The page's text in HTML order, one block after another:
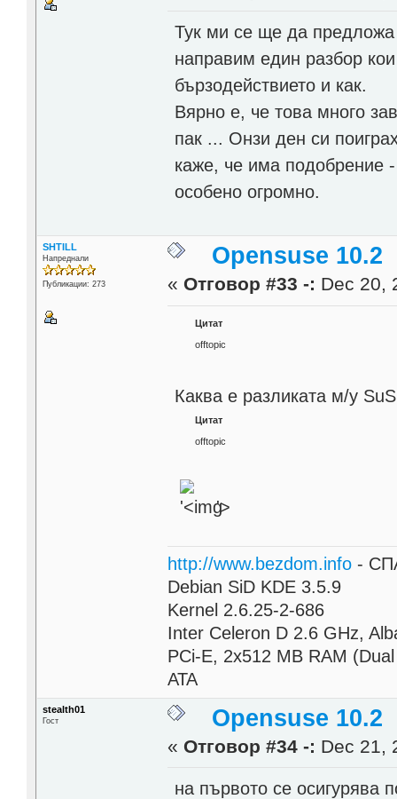
Тук ми се ще да
направим един разбор
бързодействието и как.
Вярно е, че това много
пак ... Онзи ден си
каже, че има подобрение
особено огромно.
SHTILL
Напреднали
Публикации: 273
Opensuse 10.2
« Отговор #33 -: Dec 20,
Цитат
offtopic
Каква е разликата м/у
Цитат
offtopic
'>
http://www.bezdom.info -
Debian SiD KDE 3.5.9
Kernel 2.6.25-2-686
Inter Celeron D 2.6 GHz,
PCi-E, 2x512 MB RAM
ATA
stealth01
Гост Opensuse 10.2
« Отговор #34 -: Dec 21,
на първото се осигурява